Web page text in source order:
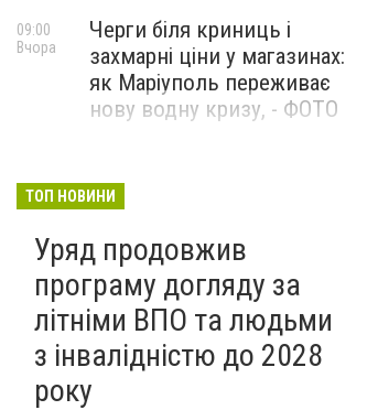
Черги біля криниць і
захмарні ціни у магазинах:
як Маріуполь переживає
нову водну кризу, - ФОТО
09:00
Вчора
війни. Палає Ярославський
ліквідація наслідків
російської атаки на
українські логістичні хаби
Вчора
ТОП НОВИНИ
Уряд продовжив
програму догляду за
літніми ВПО та людьми
з інвалідністю до 2028
року